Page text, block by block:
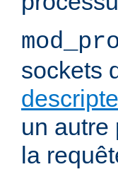
sockets
un autre
la